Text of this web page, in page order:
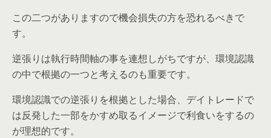
この二つがありますので機会損失の方を恐れるべきで
す。
逆張りは執行時間軸の事を連想しがちですが、環境認識
の中で根拠の一つと考えるのも重要です。
環境認識での逆張りを根拠とした場合、デイトレードで
は反発した一部をかすめ取るイメージで利食いをするの
が理想的です。